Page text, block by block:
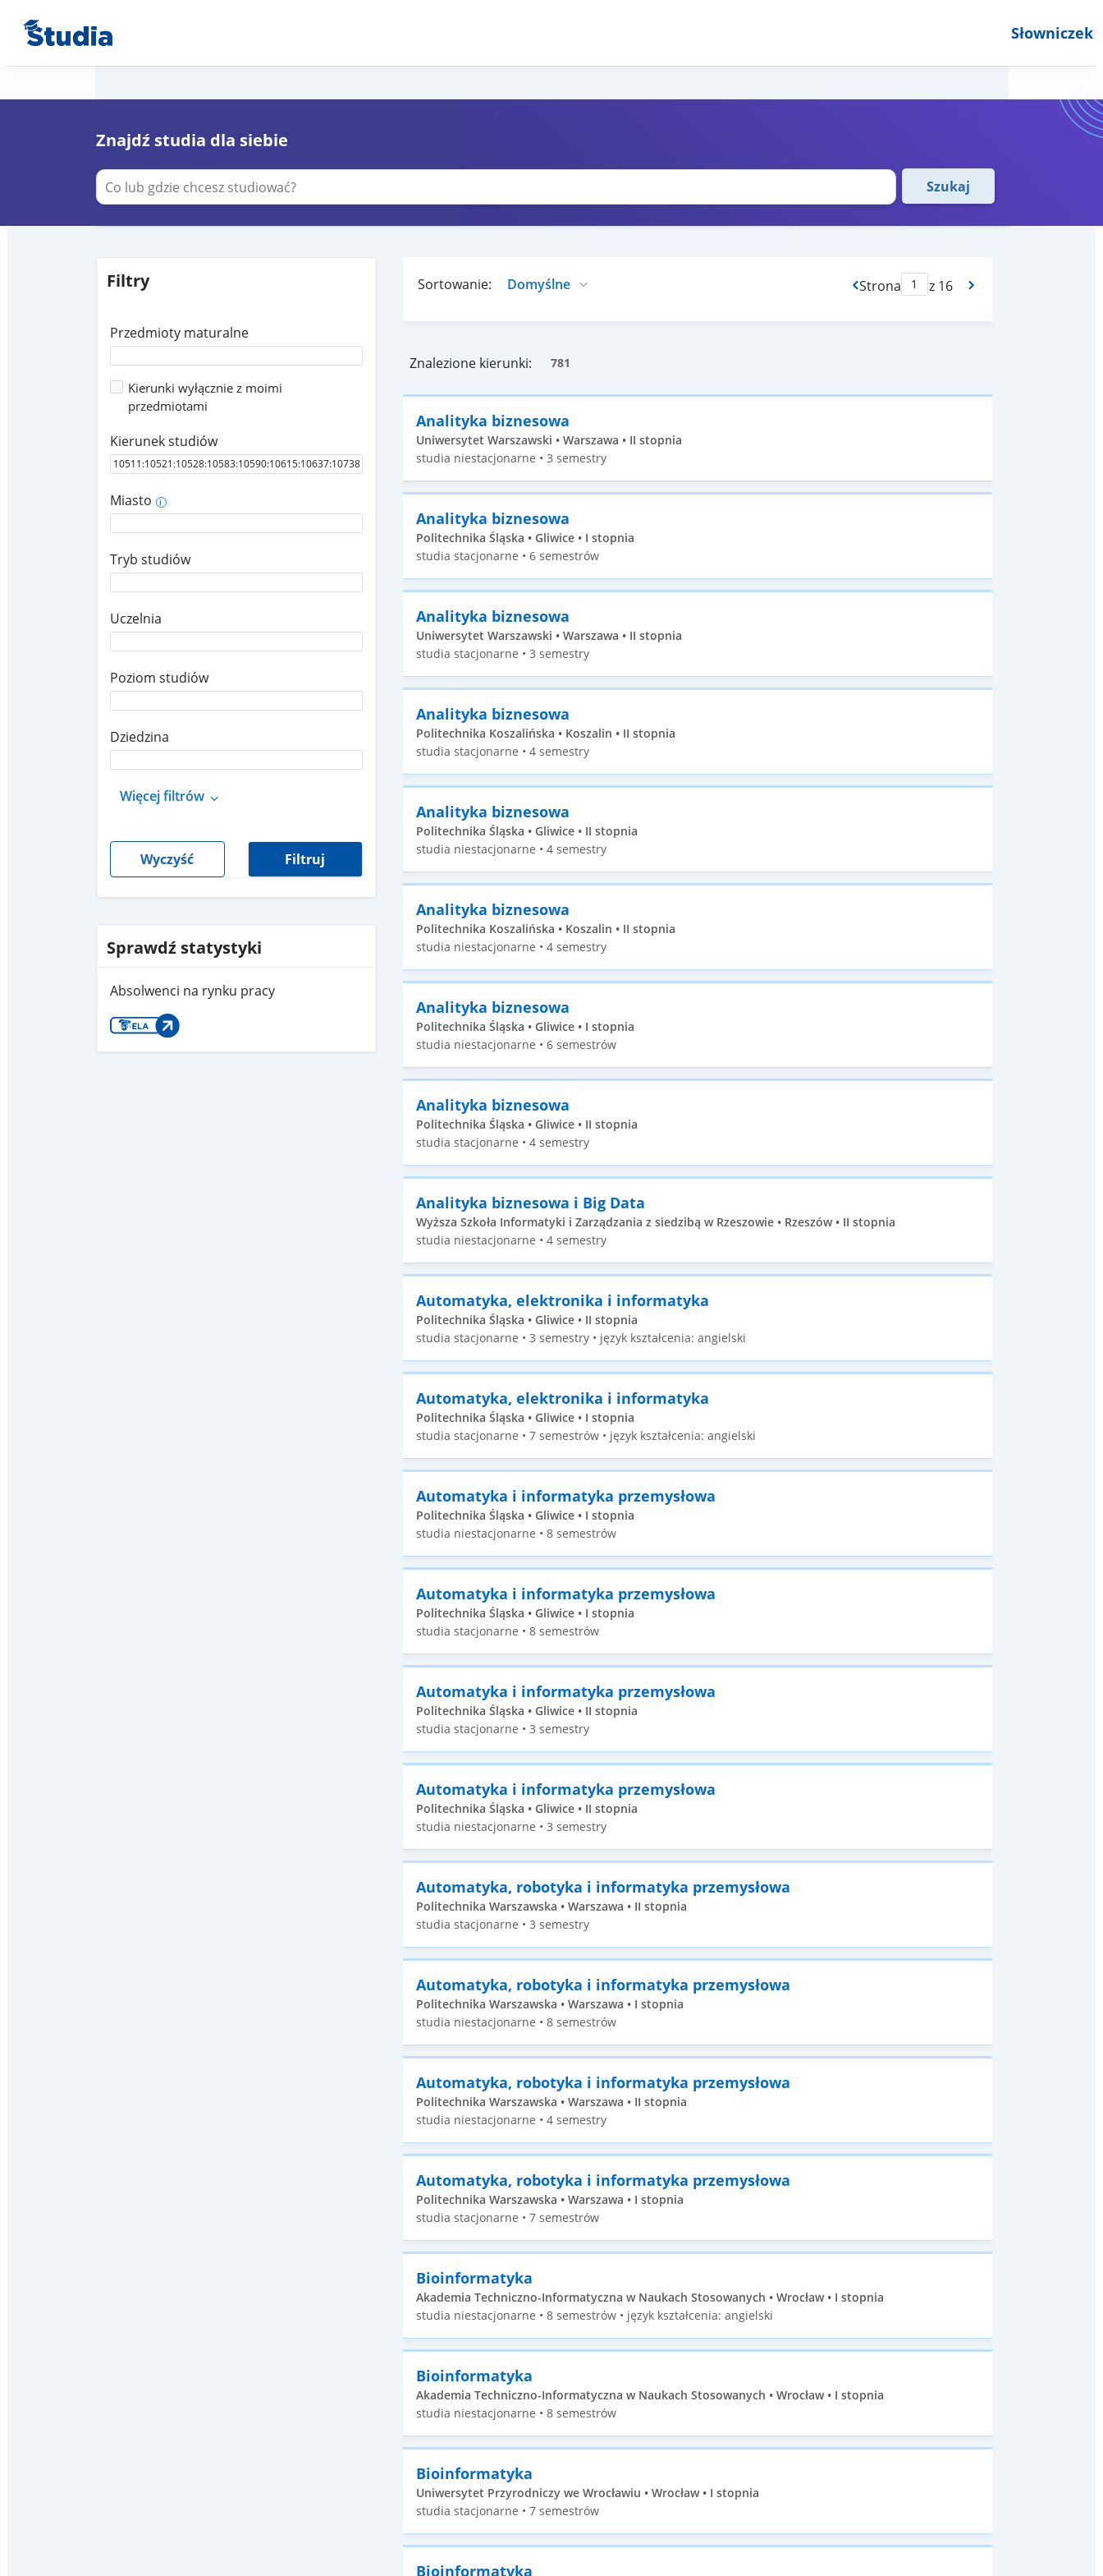
Słowniczek
Znajdź studia dla siebie
Szukaj
Filtry
Przedmioty maturalne
Kierunki wyłącznie z moimi
przedmiotami
Kierunek studiów
Miasto i
Tryb studiów
Uczelnia
Poziom studiów
Dziedzina
Więcej filtrów
Wyczyść Filtruj
Sprawdź statystyki
Absolwenci na rynku pracy
Sortowanie: Strona z 16
Znalezione kierunki: 781
Analityka biznesowa
Uniwersytet Warszawski • Warszawa • II stopnia
studia niestacjonarne • 3 semestry
Analityka biznesowa
Politechnika Śląska • Gliwice • I stopnia
studia stacjonarne • 6 semestrów
Analityka biznesowa
Uniwersytet Warszawski • Warszawa • II stopnia
studia stacjonarne • 3 semestry
Analityka biznesowa
Politechnika Koszalińska • Koszalin • II stopnia
studia stacjonarne • 4 semestry
Analityka biznesowa
Politechnika Śląska • Gliwice • II stopnia
studia niestacjonarne • 4 semestry
Analityka biznesowa
Politechnika Koszalińska • Koszalin • II stopnia
studia niestacjonarne • 4 semestry
Analityka biznesowa
Politechnika Śląska • Gliwice • I stopnia
studia niestacjonarne • 6 semestrów
Analityka biznesowa
Politechnika Śląska • Gliwice • II stopnia
studia stacjonarne • 4 semestry
Analityka biznesowa i Big Data
Wyższa Szkoła Informatyki i Zarządzania z siedzibą w Rzeszowie • Rzeszów • II stopnia
studia niestacjonarne • 4 semestry
Automatyka, elektronika i informatyka
Politechnika Śląska • Gliwice • II stopnia
studia stacjonarne • 3 semestry • język kształcenia: angielski
Automatyka, elektronika i informatyka
Politechnika Śląska • Gliwice • I stopnia
studia stacjonarne • 7 semestrów • język kształcenia: angielski
Automatyka i informatyka przemysłowa
Politechnika Śląska • Gliwice • I stopnia
studia niestacjonarne • 8 semestrów
Automatyka i informatyka przemysłowa
Politechnika Śląska • Gliwice • I stopnia
studia stacjonarne • 8 semestrów
Automatyka i informatyka przemysłowa
Politechnika Śląska • Gliwice • II stopnia
studia stacjonarne • 3 semestry
Automatyka i informatyka przemysłowa
Politechnika Śląska • Gliwice • II stopnia
studia niestacjonarne • 3 semestry
Automatyka, robotyka i informatyka przemysłowa
Politechnika Warszawska • Warszawa • II stopnia
studia stacjonarne • 3 semestry
Automatyka, robotyka i informatyka przemysłowa
Politechnika Warszawska • Warszawa • I stopnia
studia niestacjonarne • 8 semestrów
Automatyka, robotyka i informatyka przemysłowa
Politechnika Warszawska • Warszawa • II stopnia
studia niestacjonarne • 4 semestry
Automatyka, robotyka i informatyka przemysłowa
Politechnika Warszawska • Warszawa • I stopnia
studia stacjonarne • 7 semestrów
Bioinformatyka
Akademia Techniczno-Informatyczna w Naukach Stosowanych • Wrocław • I stopnia
studia niestacjonarne • 8 semestrów • język kształcenia: angielski
Bioinformatyka
Akademia Techniczno-Informatyczna w Naukach Stosowanych • Wrocław • I stopnia
studia niestacjonarne • 8 semestrów
Bioinformatyka
Uniwersytet Przyrodniczy we Wrocławiu • Wrocław • I stopnia
studia stacjonarne • 7 semestrów
Bioinformatyka